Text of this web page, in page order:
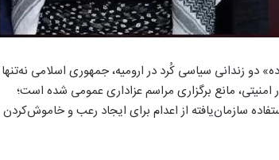
دو زندانی سیاسی کُرد در ارومیه، جمهوری اسلامی نه‌تنها
امنیتی، مانع برگزاری مراسم عزاداری عمومی شده است؛
سازمان‌یافته از اعدام برای ایجاد رعب و خاموش‌کردن